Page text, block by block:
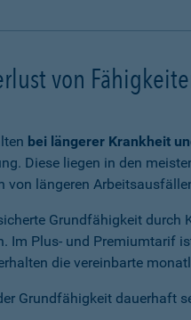
von
bei längerer Krankheit
Diese liegen in den
von längeren
Grundfähigkeit
Im Plus- und Premiumtarif
die vereinbarte
Grundfähigkeit dauerhaft